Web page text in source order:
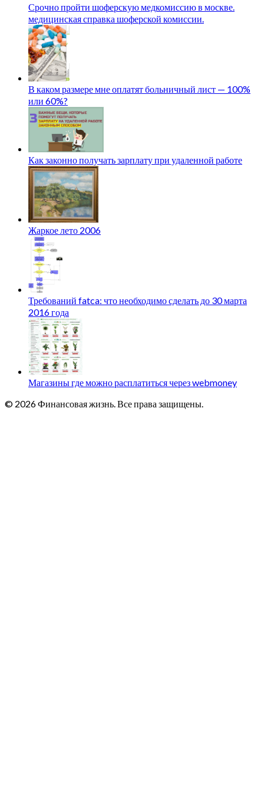
Срочно пройти шоферскую медкомиссию в москве.
медицинская справка шоферской комиссии.
В каком размере мне оплатят больничный лист — 100%
или 60%?
Как законно получать зарплату при удаленной работе
Жаркое лето 2006
Требований fatca: что необходимо сделать до 30 марта
2016 года
Магазины где можно расплатиться через webmoney
© 2026 Финансовая жизнь. Все права защищены.